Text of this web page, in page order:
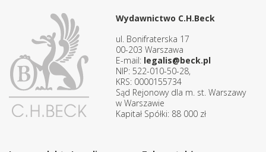
Wydawnictwo C.H.Beck
ul. Bonifraterska 17
00-203 Warszawa
E-mail: legalis@beck.pl
NIP: 522-010-50-28,
KRS: 0000155734
Sąd Rejonowy dla m. st. Warszawy
w Warszawie
Kapitał Spółki: 88 000 zł